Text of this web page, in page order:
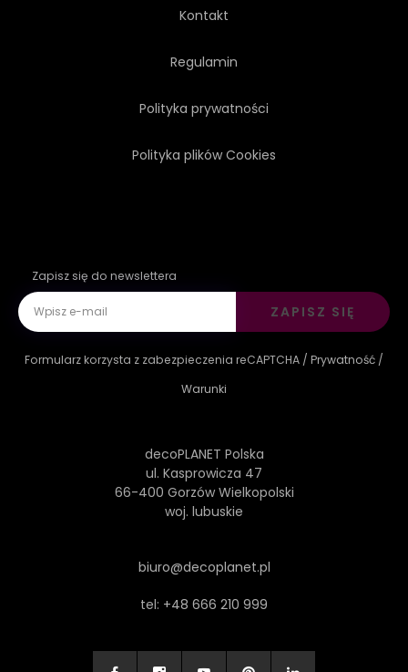
Kontakt
Regulamin
Polityka prywatności
Polityka plików Cookies
Zapisz się do newslettera
ZAPISZ SIĘ
Formularz korzysta z zabezpieczenia reCAPTCHA / Prywatność /
Warunki
decoPLANET Polska
ul. Kasprowicza 47
66-400 Gorzów Wielkopolski
woj. lubuskie
biuro@decoplanet.pl
tel: +48 666 210 999